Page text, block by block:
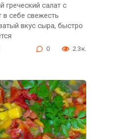
греческий салат с
в себе свежесть
вкус сыра, быстро
0 2.3к.